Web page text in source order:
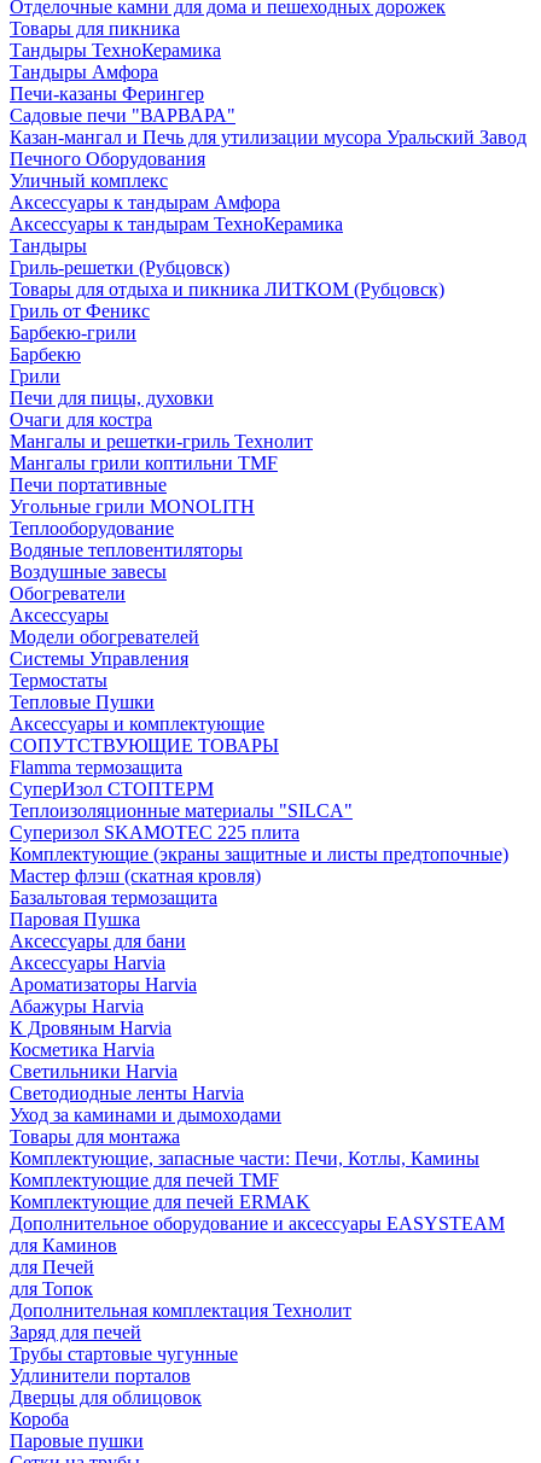
Отделочные камни для дома и пешеходных дорожек
Товары для пикника
Тандыры ТехноКерамика
Тандыры Амфора
Печи-казаны Ферингер
Садовые печи "ВАРВАРА"
Казан-мангал и Печь для утилизации мусора Уральский Завод
Печного Оборудования
Уличный комплекс
Аксессуары к тандырам Амфора
Аксессуары к тандырам ТехноКерамика
Тандыры
Гриль-решетки (Рубцовск)
Товары для отдыха и пикника ЛИТКОМ (Рубцовск)
Гриль от Феникс
Барбекю-грили
Барбекю
Грили
Печи для пицы, духовки
Очаги для костра
Мангалы и решетки-гриль Технолит
Мангалы грили коптильни TMF
Печи портативные
Угольные грили MONOLITH
Теплооборудование
Водяные тепловентиляторы
Воздушные завесы
Обогреватели
Аксессуары
Модели обогревателей
Системы Управления
Термостаты
Тепловые Пушки
Аксессуары и комплектующие
СОПУТСТВУЮЩИЕ ТОВАРЫ
Flamma термозащита
СуперИзол СТОПТЕРМ
Теплоизоляционные материалы "SILCA"
Суперизол SKAMOTEC 225 плита
Комплектующие (экраны защитные и листы предтопочные)
Мастер флэш (скатная кровля)
Базальтовая термозащита
Паровая Пушка
Аксессуары для бани
Аксессуары Harvia
Ароматизаторы Harvia
Абажуры Harvia
К Дровяным Harvia
Косметика Harvia
Светильники Harvia
Светодиодные ленты Harvia
Уход за каминами и дымоходами
Товары для монтажа
Комплектующие, запасные части: Печи, Котлы, Камины
Комплектующие для печей TMF
Комплектующие для печей ERMAK
Дополнительное оборудование и аксессуары EASYSTEAM
для Каминов
для Печей
для Топок
Дополнительная комплектация Технолит
Заряд для печей
Трубы стартовые чугунные
Удлинители порталов
Дверцы для облицовок
Короба
Паровые пушки